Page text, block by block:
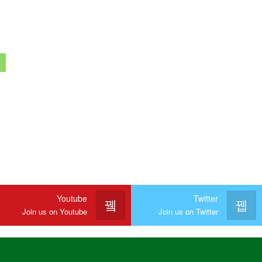
Twitter
Join us on Twitter
Youtube
Join us on Youtube